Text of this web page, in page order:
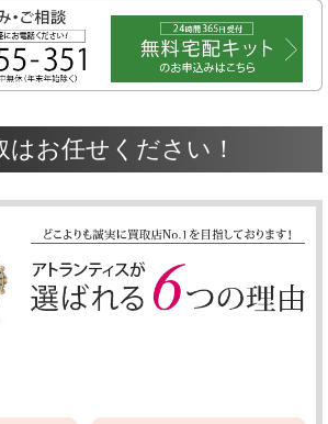
はお任せください！